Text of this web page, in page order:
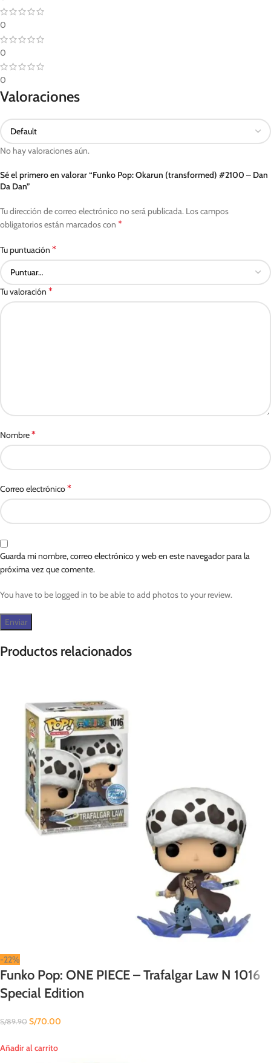
0
0
0
Valoraciones
No hay valoraciones aún.
Sé el primero en valorar “Funko Pop: Okarun (transformed) #2100 – Dan
Da Dan”
Tu dirección de correo electrónico no será publicada. Los campos
obligatorios están marcados con *
Tu puntuación *
Tu valoración *
Nombre*
Correo electrónico*
Guarda mi nombre, correo electrónico y web en este navegador para la
próxima vez que comente.
You have to be logged in to be able to add photos to your review.
Productos relacionados
-22%
Funko Pop: ONE PIECE – Trafalgar Law N 1016
Special Edition
S/89.90 S/70.00
Añadir al carrito